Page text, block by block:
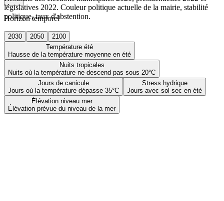
Horizon temporel
2030 2050
2100
Température été
Hausse de la température moyenne en été
Nuits tropicales
Nuits où la température ne descend pas sous 20°C
Jours de canicule
Jours où la température dépasse 35°C
Stress hydrique
Jours avec sol sec en été
Élévation niveau mer
Élévation prévue du niveau de la mer
législatives 2022. Couleur politique actuelle de la mairie, stabilité
politique, taux d'abstention.